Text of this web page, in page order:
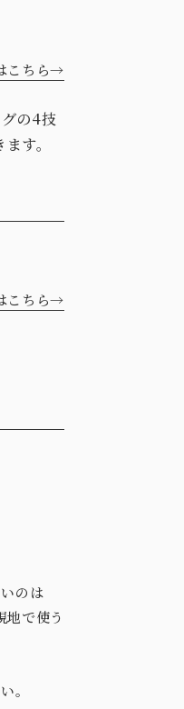
こちら→
の4技
す。
こちら→
のは
で使う
。